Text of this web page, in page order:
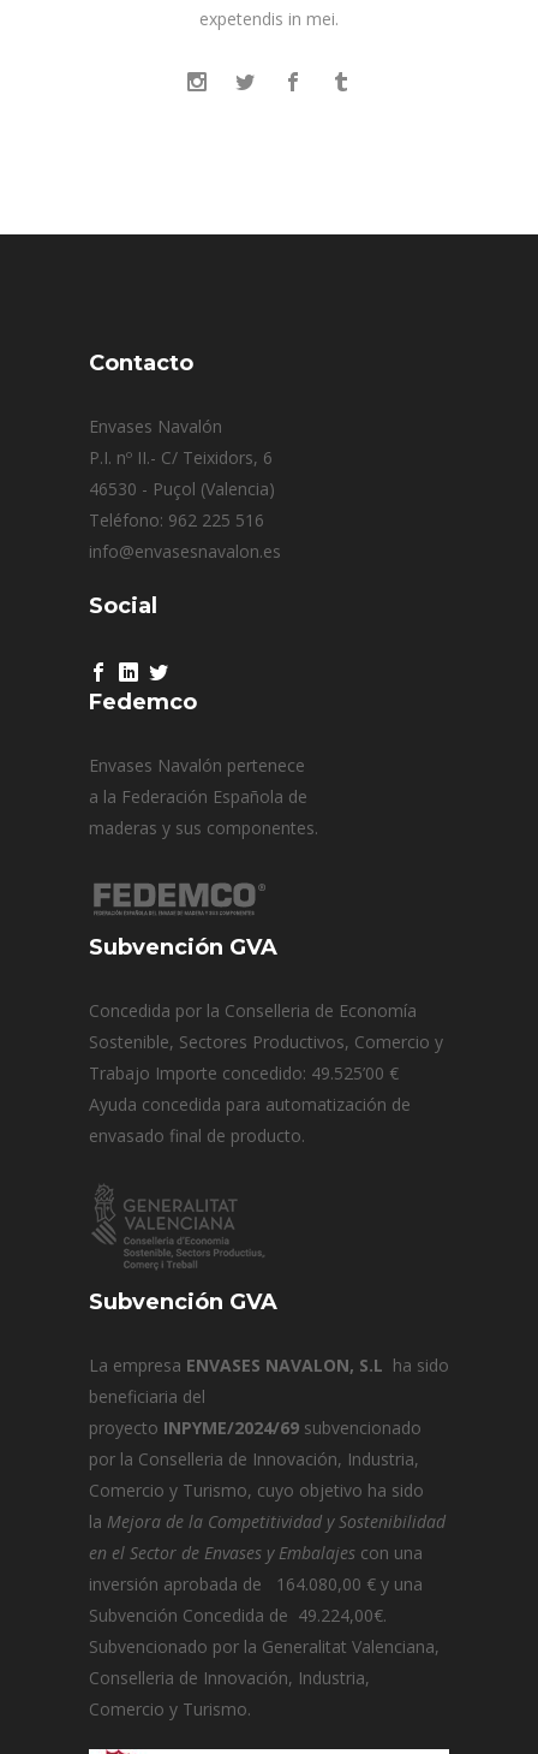
expetendis in mei.
Contacto
Envases Navalón
P.I. nº II.- C/ Teixidors, 6
46530 - Puçol (Valencia)
Teléfono: 962 225 516
info@envasesnavalon.es
Social
Fedemco
Envases Navalón pertenece
a la Federación Española de
maderas y sus componentes.
Subvención GVA
Concedida por la Conselleria de Economía
Sostenible, Sectores Productivos, Comercio y
Trabajo Importe concedido: 49.525’00 €
Ayuda concedida para automatización de
envasado final de producto.
Subvención GVA
La empresa ENVASES NAVALON, S.L ha sido
beneficiaria del
proyecto INPYME/2024/69 subvencionado
por la Conselleria de Innovación, Industria,
Comercio y Turismo, cuyo objetivo ha sido
la Mejora de la Competitividad y Sostenibilidad
en el Sector de Envases y Embalajes con una
inversión aprobada de 164.080,00 € y una
Subvención Concedida de 49.224,00€.
Subvencionado por la Generalitat Valenciana,
Conselleria de Innovación, Industria,
Comercio y Turismo.